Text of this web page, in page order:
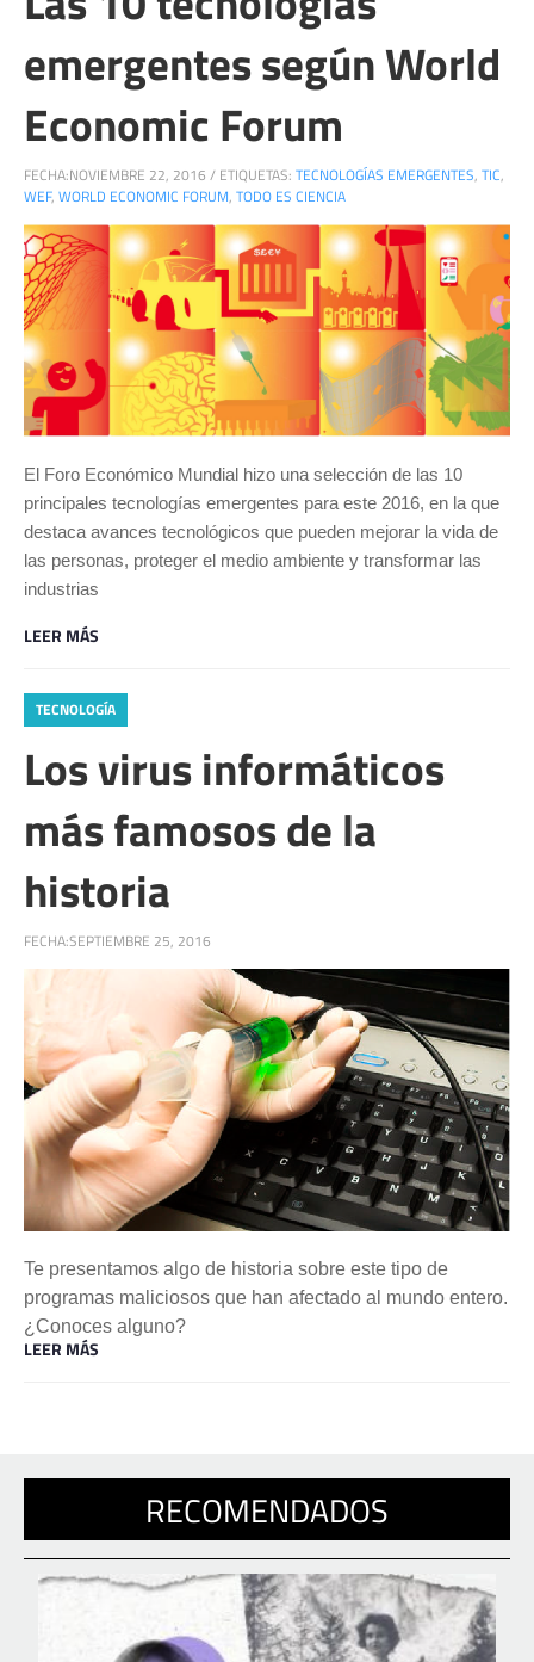
emergentes según World
Economic Forum
FECHA:NOVIEMBRE 22, 2016 / ETIQUETAS: TECNOLOGÍAS EMERGENTES, TIC,
WEF, WORLD ECONOMIC FORUM, TODO ES CIENCIA
El Foro Económico Mundial hizo una selección de las 10
principales tecnologías emergentes para este 2016, en la que
destaca avances tecnológicos que pueden mejorar la vida de
las personas, proteger el medio ambiente y transformar las
industrias
LEER MÁS
TECNOLOGÍA
Los virus informáticos
más famosos de la
historia
FECHA:SEPTIEMBRE 25, 2016
Te presentamos algo de historia sobre este tipo de
programas maliciosos que han afectado al mundo entero.
¿Conoces alguno?
LEER MÁS
RECOMENDADOS